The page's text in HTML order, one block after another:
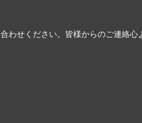
わせください。皆様からのご連絡心